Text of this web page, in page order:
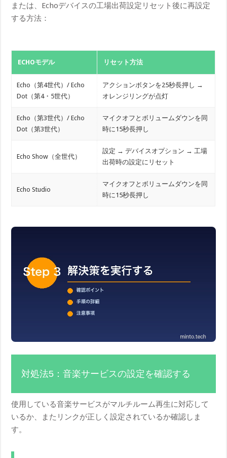
または、Echoデバイスの工場出荷設定リセット後に再設定
する方法：
ECHOモデル リセット方法
Echo（第4世代）/ Echo
Dot（第4・5世代）
アクションボタンを25秒長押し →
オレンジリングが点灯
Echo（第3世代）/ Echo
Dot（第3世代）
マイクオフとボリュームダウンを同
時に15秒長押し
Echo Show（全世代）
設定 → デバイスオプション → 工場
出荷時の設定にリセット
Echo Studio
マイクオフとボリュームダウンを同
時に15秒長押し
対処法5：音楽サービスの設定を確認する
使用している音楽サービスがマルチルーム再生に対応して
いるか、またリンクが正しく設定されているか確認しま
す。